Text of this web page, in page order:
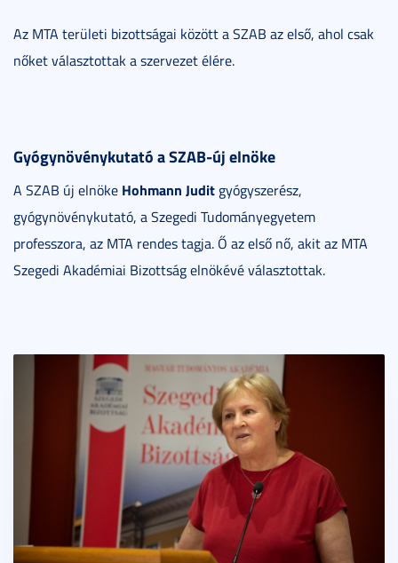
Az MTA területi bizottságai között a SZAB az első, ahol csak
nőket választottak a szervezet élére.
Gyógynövénykutató a SZAB-új elnöke
A SZAB új elnöke Hohmann Judit gyógyszerész,
gyógynövénykutató, a Szegedi Tudományegyetem
professzora, az MTA rendes tagja. Ő az első nő, akit az MTA
Szegedi Akadémiai Bizottság elnökévé választottak.